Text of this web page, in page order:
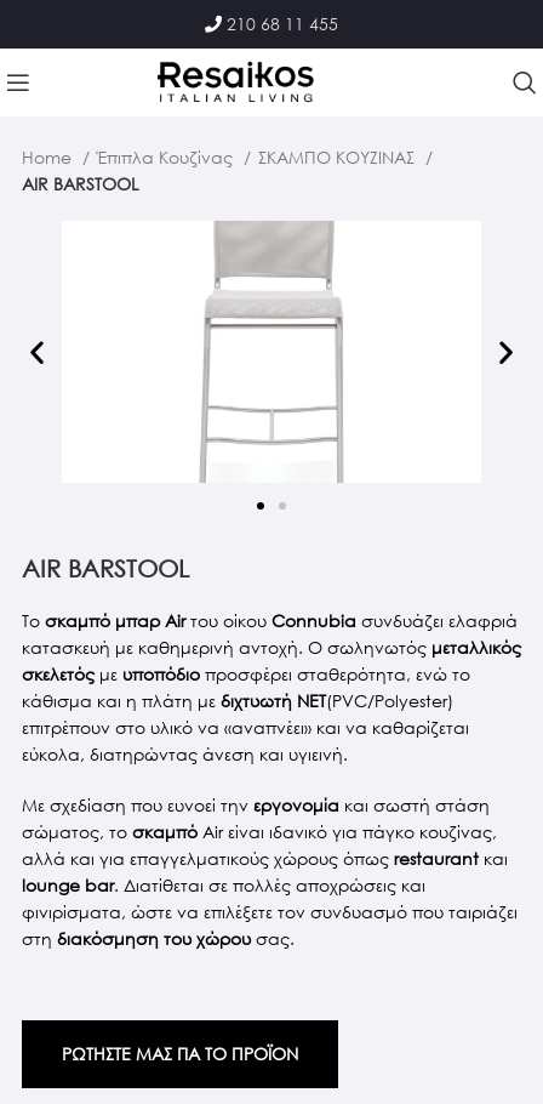
210 68 11 455
Home Έπιπλα Κουζίνας
ΣΚΑΜΠΟ ΚΟΥΖΙΝΑΣ
AIR BARSTOOL
AIR BARSTOOL
Το σκαμπό μπαρ Airτου οίκου Connubia συνδυάζει ελαφριά
κατασκευή με καθημερινή αντοχή. Ο σωληνωτός μεταλλικός
σκελετόςμε υποπόδιο προσφέρει σταθερότητα, ενώ το
κάθισμα και η πλάτη με διχτυωτή NET(PVC/Polyester)
επιτρέπουν στο υλικό να «αναπνέει» και να καθαρίζεται
εύκολα, διατηρώντας άνεση και υγιεινή.
Με σχεδίαση που ευνοεί την εργονομία και σωστή στάση
σώματος, το σκαμπό Air είναι ιδανικό για πάγκο κουζίνας,
αλλά και για επαγγελματικούς χώρους όπως restaurant και
lounge bar. Διατίθεται σε πολλές αποχρώσεις και
φινιρίσματα, ώστε να επιλέξετε τον συνδυασμό που ταιριάζει
στη διακόσμηση του χώρουσας.
ΡΩΤΗΣΤΕ ΜΑΣ ΓΙΑ ΤΟ ΠΡΟΪΟΝ